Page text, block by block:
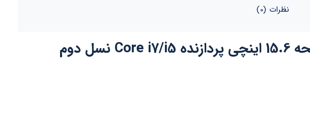
نظرات (0)
لپ تاپ استوک اروپایی دل پرسیشن Dell Precision M4600 صفحه 15.6 اینچی پردازنده Core i7/i5 نسل دوم